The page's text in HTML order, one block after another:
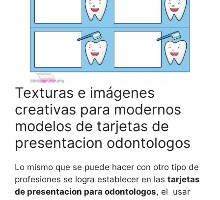
Texturas e imágenes
creativas para modernos
modelos de tarjetas de
presentacion odontologos
Lo mismo que se puede hacer con otro tipo de
profesiones se logra establecer en las tarjetas
de presentacion para odontologos, el usar